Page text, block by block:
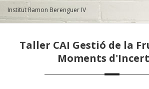
Institut Ramon Berenguer IV
Taller CAI Gestió de la
Moments